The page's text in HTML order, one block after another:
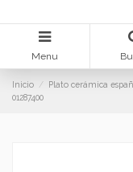
Menu
Inicio
Plato cerámica
01287400